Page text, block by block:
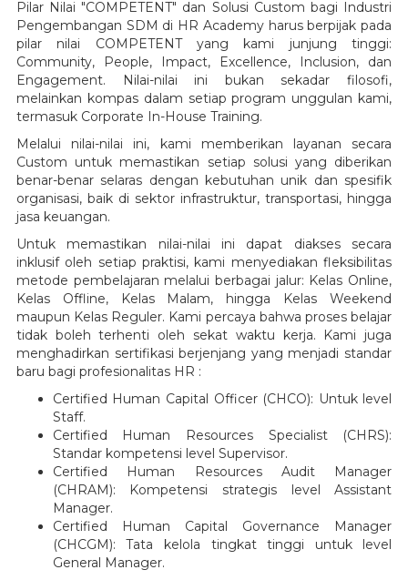
Pilar Nilai "COMPETENT" dan Solusi Custom bagi Industri
Pengembangan SDM di HR Academy harus berpijak pada
pilar nilai COMPETENT yang kami junjung tinggi:
Community, People, Impact, Excellence, Inclusion, dan
Engagement. Nilai-nilai ini bukan sekadar filosofi,
melainkan kompas dalam setiap program unggulan kami,
termasuk Corporate In-House Training.
Melalui nilai-nilai ini, kami memberikan layanan secara
Custom untuk memastikan setiap solusi yang diberikan
benar-benar selaras dengan kebutuhan unik dan spesifik
organisasi, baik di sektor infrastruktur, transportasi, hingga
jasa keuangan.
Untuk memastikan nilai-nilai ini dapat diakses secara
inklusif oleh setiap praktisi, kami menyediakan fleksibilitas
metode pembelajaran melalui berbagai jalur: Kelas Online,
Kelas Offline, Kelas Malam, hingga Kelas Weekend
maupun Kelas Reguler. Kami percaya bahwa proses belajar
tidak boleh terhenti oleh sekat waktu kerja. Kami juga
menghadirkan sertifikasi berjenjang yang menjadi standar
baru bagi profesionalitas HR :
Certified Human Capital Officer (CHCO): Untuk level
Staff.
Certified Human Resources Specialist (CHRS):
Standar kompetensi level Supervisor.
Certified Human Resources Audit Manager
(CHRAM): Kompetensi strategis level Assistant
Manager.
Certified Human Capital Governance Manager
(CHCGM): Tata kelola tingkat tinggi untuk level
General Manager.